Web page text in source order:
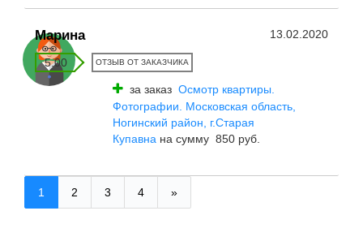
Марина 13.02.2020
5.00 ОТЗЫВ ОТ ЗАКАЗЧИКА
за заказ Осмотр квартиры.
Фотографии. Московская область,
Ногинский район, г.Старая
Купавна на сумму 850 руб.
1 2 3 4 »